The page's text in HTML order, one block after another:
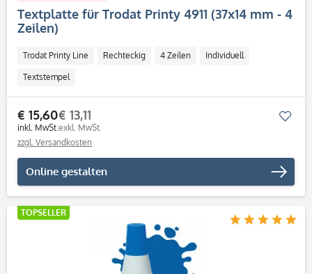
Textplatte für Trodat Printy 4911 (37x14 mm - 4
Zeilen)
Trodat Printy Line Rechteckig 4 Zeilen Individuell
Textstempel
€ 15,60
inkl. MwSt.
€ 13,11
exkl. MwSt.
zzgl. Versandkosten
Online gestalten
TOPSELLER